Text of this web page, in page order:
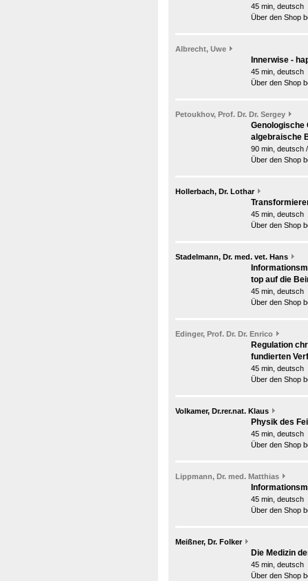
45 min, deutsch
Über den Shop
Albrecht, Uwe
Innerwise -
45 min, deutsch
Über den Shop
Petoukhov, Prof. Dr. Dr. Sergey
Genologische
algebraische
90 min, deutsch
Über den Shop
Hollerbach, Dr. Lothar
45 min, deutsch
Über den Shop
Stadelmann, Dr. med. vet. Hans
top auf die
45 min, deutsch
Über den Shop
Edinger, Prof. Dr. Dr. Enrico
Regulation
fundierten
45 min, deutsch
Über den Shop
Volkamer, Dr.rer.nat. Klaus
Physik des
45 min, deutsch
Über den Shop
Lippmann, Dr. med. Matthias
45 min, deutsch
Über den Shop
Meißner, Dr. Folker
Die Medizin
45 min, deutsch
Über den Shop